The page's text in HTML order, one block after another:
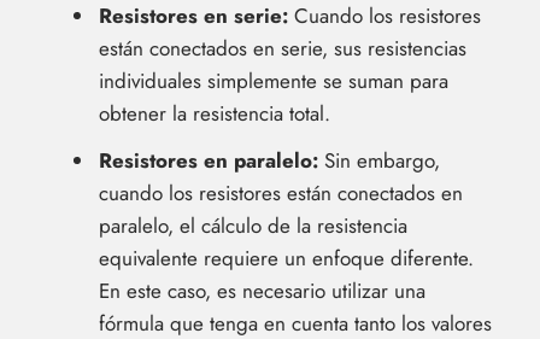
Resistores en serie: Cuando los resistores
están conectados en serie, sus resistencias
individuales simplemente se suman para
obtener la resistencia total.
Resistores en paralelo: Sin embargo,
cuando los resistores están conectados en
paralelo, el cálculo de la resistencia
equivalente requiere un enfoque diferente.
En este caso, es necesario utilizar una
fórmula que tenga en cuenta tanto los valores